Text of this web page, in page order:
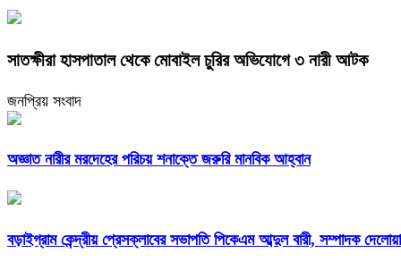
সাতক্ষীরা হাসপাতাল থেকে মোবাইল চুরির অভিযোগে ৩ নারী আটক
জনপ্রিয় সংবাদ
অজ্ঞাত নারীর মরদেহের পরিচয় শনাক্তে জরুরি মানবিক আহ্বান
বড়াইগ্রাম কেন্দ্রীয় প্রেসক্লাবের সভাপতি পিকেএম আব্দুল বারী, সম্পাদক